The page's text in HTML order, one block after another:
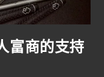
富商的支持